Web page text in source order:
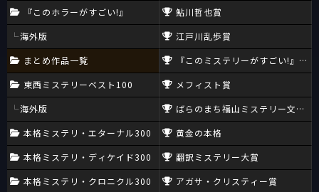
『このホラーがすごい!』
海外版
まとめ作品一覧
東西ミステリーベスト100
海外版
本格ミステリ・エターナル300
本格ミステリ・ディケイド300
本格ミステリ・クロニクル300
鮎川哲也賞
江戸川乱歩賞
『このミステリーがすごい!』大賞
メフィスト賞
ばらのまち福山ミステリー文学新
黄金の本格
翻訳ミステリー大賞
アガサ・クリスティー賞